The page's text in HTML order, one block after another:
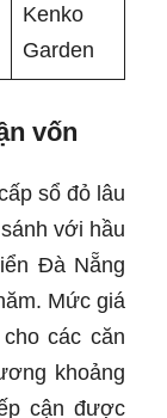
Kenko
Garden
vốn
sổ đỏ lâu
với hầu
Đà Nẵng
Mức giá
các căn
khoảng
cận được